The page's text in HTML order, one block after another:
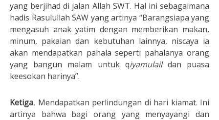
yang berjihad di jalan Allah SWT. Hal ini sebagaimana
hadis Rasulullah SAW yang artinya “Barangsiapa yang
mengasuh anak yatim dengan memberikan makan,
minum, pakaian dan kebutuhan lainnya, niscaya ia
akan mendapatkan pahala seperti pahalanya orang
yang bangun malam untuk qiyamulaildan puasa
keesokan harinya’’.
Ketiga, Mendapatkan perlindungan di hari kiamat. Ini
artinya bahwa bagi orang yang menyayangi dan